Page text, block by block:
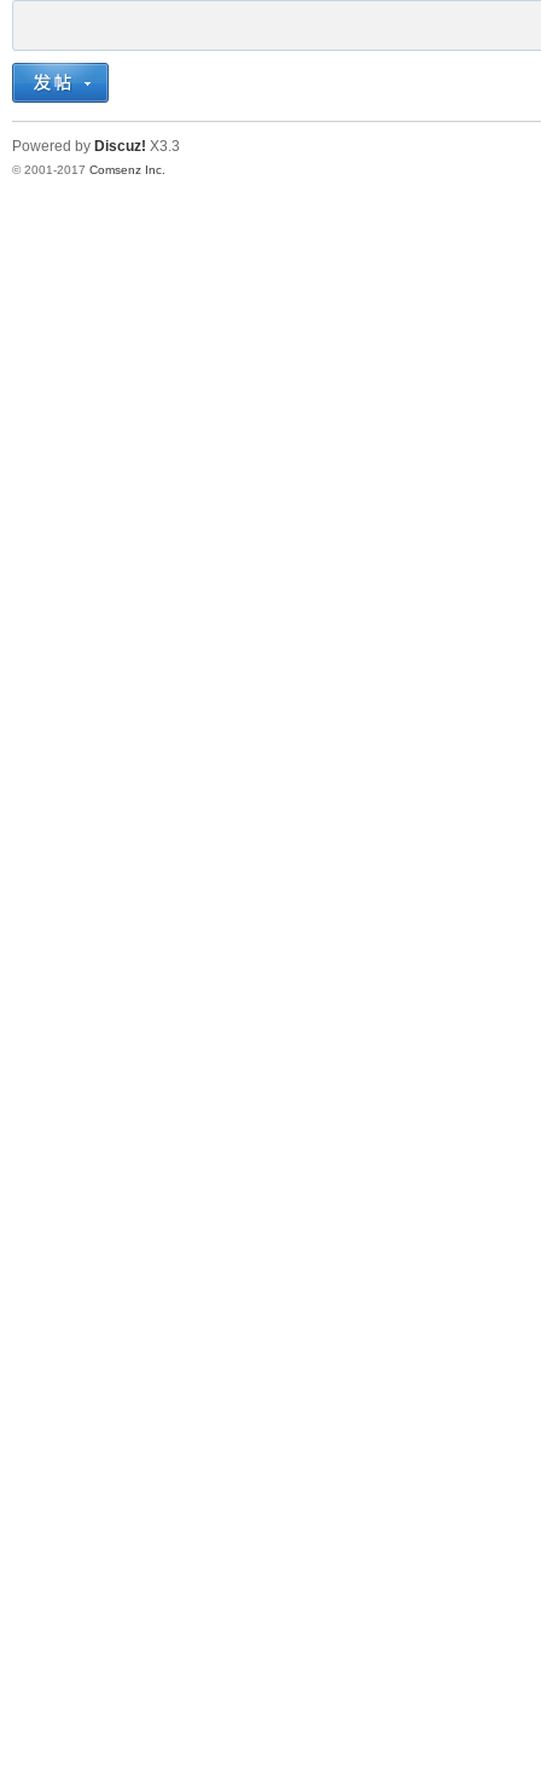
Powered by Discuz! X3.3
© 2001-2017 Comsenz Inc.